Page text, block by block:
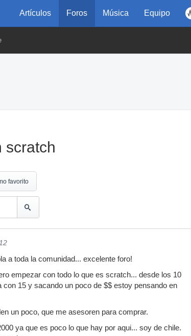
Artículos Foros Música Equipo
scratch
favorito
a toda la comunidad... excelente foro!
empezar con todo lo que es scratch... desde los 10
15 y sacando un poco de $$ estoy pensando en
un poco, que me asesoren para comprar.
ya que es poco lo que hay por aqui... soy de chile.